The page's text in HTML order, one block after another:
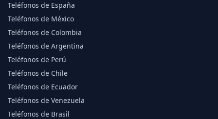
Teléfonos de España
Teléfonos de México
Teléfonos de Colombia
Teléfonos de Argentina
Teléfonos de Perú
Teléfonos de Chile
Teléfonos de Ecuador
Teléfonos de Venezuela
Teléfonos de Brasil